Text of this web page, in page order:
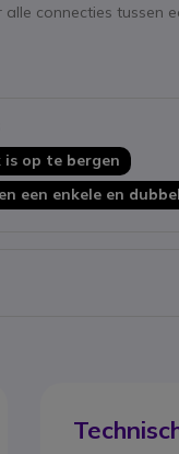
alle connecties tussen
is op te bergen
een enkele en